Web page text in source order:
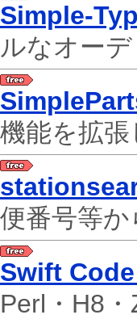
Simple-
ルなオー
機能を拡
便番号等
Swift
Perl・H8